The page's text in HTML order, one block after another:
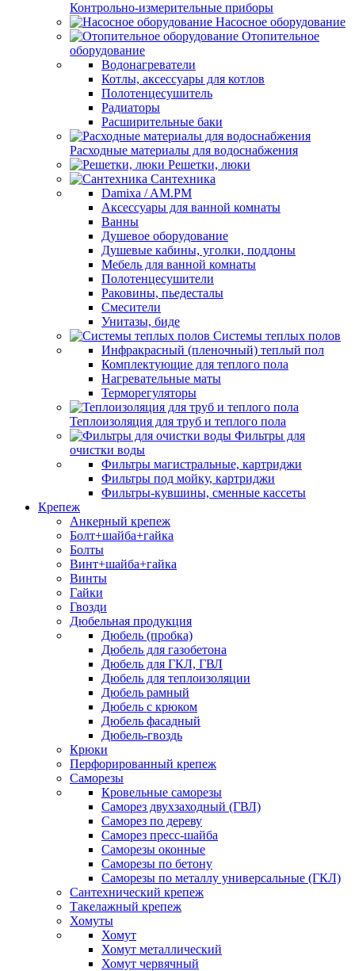
Контрольно-измерительные приборы
Насосное оборудование
Отопительное
оборудование
Водонагреватели
Котлы, аксессуары для котлов
Полотенцесушитель
Радиаторы
Расширительные баки
Расходные материалы для водоснабжения
Решетки, люки
Сантехника
Damixa / AM.PM
Аксессуары для ванной комнаты
Ванны
Душевое оборудование
Душевые кабины, уголки, поддоны
Мебель для ванной комнаты
Полотенцесушители
Раковины, пьедесталы
Смесители
Унитазы, биде
Системы теплых полов
Инфракрасный (пленочный) теплый пол
Комплектующие для теплого пола
Нагревательные маты
Терморегуляторы
Теплоизоляция для труб и теплого пола
Фильтры для
очистки воды
Фильтры магистральные, картриджи
Фильтры под мойку, картриджи
Фильтры-кувшины, сменные кассеты
Крепеж
Анкерный крепеж
Болт+шайба+гайка
Болты
Винт+шайба+гайка
Винты
Гайки
Гвозди
Дюбельная продукция
Дюбель (пробка)
Дюбель для газобетона
Дюбель для ГКЛ, ГВЛ
Дюбель для теплоизоляции
Дюбель рамный
Дюбель с крюком
Дюбель фасадный
Дюбель-гвоздь
Крюки
Перфорированный крепеж
Саморезы
Кровельные саморезы
Саморез двухзаходный (ГВЛ)
Саморез по дереву
Саморез пресс-шайба
Саморезы оконные
Саморезы по бетону
Саморезы по металлу универсальные (ГКЛ)
Сантехнический крепеж
Такелажный крепеж
Хомуты
Хомут
Хомут металлический
Хомут червячный